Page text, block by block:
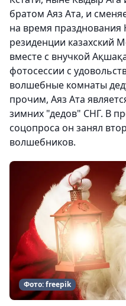
братом Аяз Ата, и
на время празднования
резиденции казахский
вместе с внучкой
фотосессии с
волшебные комнаты
прочим, Аяз Ата
зимних "дедов" СНГ. В
соцопроса он занял
волшебников.
Фото: freepik